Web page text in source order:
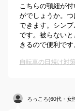
こちらの顎紐が
がでしょうか。
できます。シン
です。被らない
きるので便利です
ろっころ(60代・女